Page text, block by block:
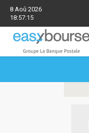
8 Aoû 2026
18:57:15